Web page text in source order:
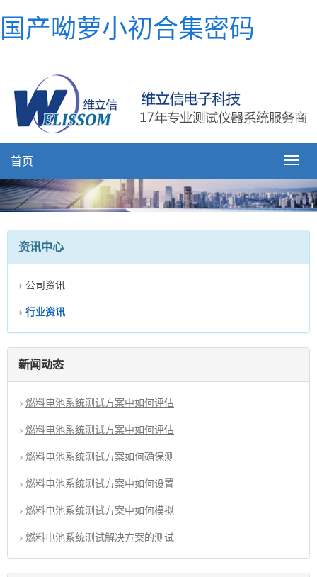
国产呦萝小初合集密码
首页
资讯中心
公司资讯
行业资讯
新闻动态
燃料电池系统测试方案中如何评估
燃料电池系统测试方案中如何评估
燃料电池系统测试方案如何确保测
燃料电池系统测试方案中如何设置
燃料电池系统测试方案中如何模拟
燃料电池系统测试解决方案的测试